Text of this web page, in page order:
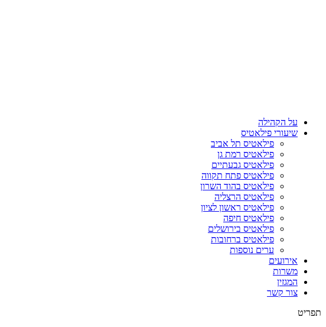
על הקהילה
שיעורי פילאטיס
פילאטיס תל אביב
פילאטיס רמת גן
פילאטיס גבעתיים
פילאטיס פתח תקווה
פילאטיס בהוד השרון
פילאטיס הרצליה
פילאטיס ראשון לציון
פילאטיס חיפה
פילאטיס בירושלים
פילאטיס ברחובות
ערים נוספות
אירועים
משרות
המגזין
צור קשר
תפריט